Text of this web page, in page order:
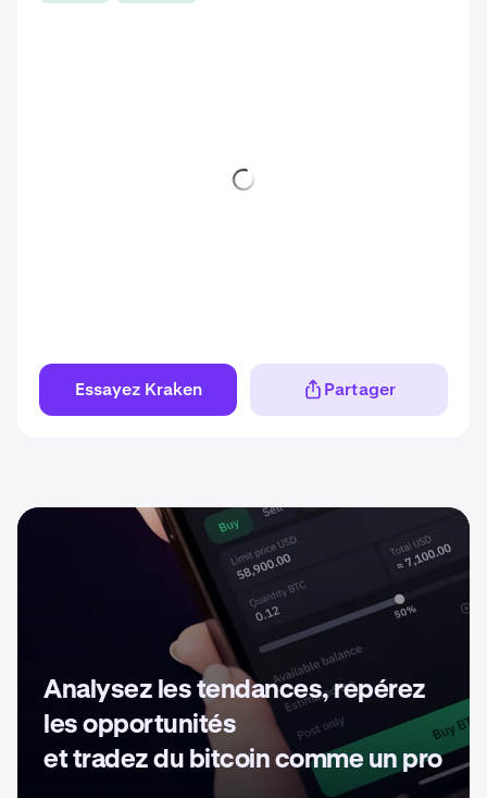
Essayez Kraken Partager
Analysez les tendances, repérez
les opportunités
et tradez du bitcoin comme un pro